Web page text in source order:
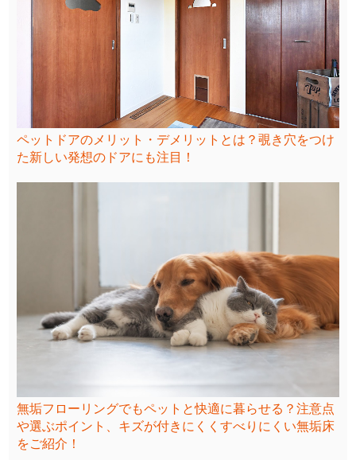
ペットドアのメリット・デメリットとは？覗き穴をつけ
た新しい発想のドアにも注目！
無垢フローリングでもペットと快適に暮らせる？注意点
や選ぶポイント、キズが付きにくくすべりにくい無垢床
をご紹介！